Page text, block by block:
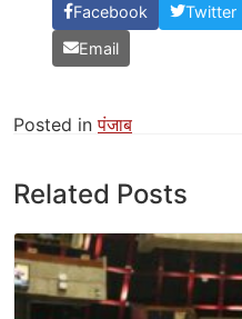
Facebook Twitter
Email
Posted inपंजाब
Related Posts